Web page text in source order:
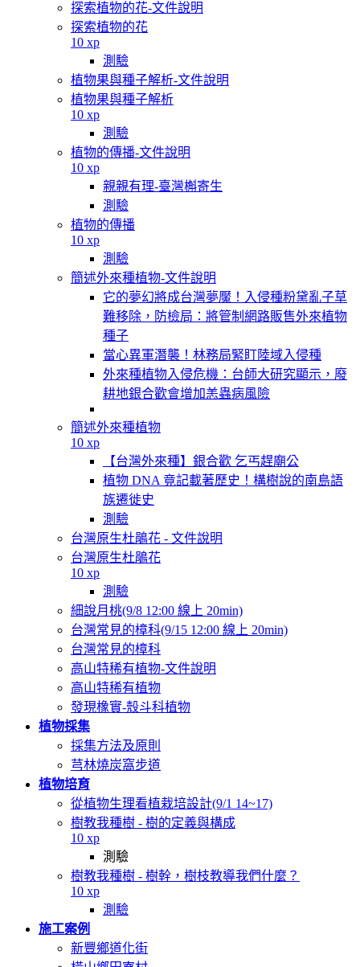
探索植物的花-文件說明
探索植物的花
10 xp
測驗
植物果與種子解析-文件說明
植物果與種子解析
10 xp
測驗
植物的傳播-文件說明
10 xp
親親有理-臺灣槲寄生
測驗
植物的傳播
10 xp
測驗
簡述外來種植物-文件說明
它的夢幻將成台灣夢魘！入侵種粉黛亂子草
難移除，防檢局：將管制網路販售外來植物
種子
當心異軍潛襲！林務局緊盯陸域入侵種
外來種植物入侵危機：台師大研究顯示，廢
耕地銀合歡會增加恙蟲病風險
簡述外來種植物
10 xp
【台灣外來種】銀合歡 乞丐趕廟公
植物 DNA 竟記載著歷史！構樹說的南島語
族遷徙史
測驗
台灣原生杜鵑花 - 文件說明
台灣原生杜鵑花
10 xp
測驗
細說月桃(9/8 12:00 線上 20min)
台灣常見的樟科(9/15 12:00 線上 20min)
台灣常見的樟科
高山特稀有植物-文件說明
高山特稀有植物
發現橡實-殼斗科植物
植物採集
採集方法及原則
芎林燒炭窩步道
植物培育
從植物生理看植栽培設計(9/1 14~17)
樹教我種樹 - 樹的定義與構成
10 xp
測驗
樹教我種樹 - 樹幹，樹枝教導我們什麼？
10 xp
測驗
施工案例
新豐鄉道化街